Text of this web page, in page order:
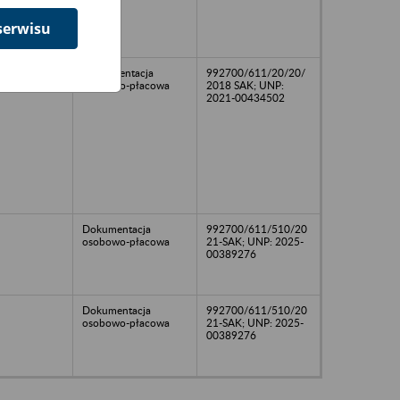
DOkumentacja
osobowo-płacowa
992700/611/20/20/
2018 SAK; UNP:
2021-00434502
Dokumentacja
osobowo-płacowa
992700/611/510/20
21-SAK; UNP: 2025-
00389276
Dokumentacja
osobowo-płacowa
992700/611/510/20
21-SAK; UNP: 2025-
00389276